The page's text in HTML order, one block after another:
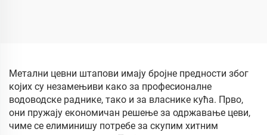
Метални цевни штапови имају бројне предности због
којих су незамењиви како за професионалне
водоводске раднике, тако и за власнике кућа. Прво,
они пружају економичан решење за одржавање цеви,
чиме се елиминишу потребе за скупим хитним